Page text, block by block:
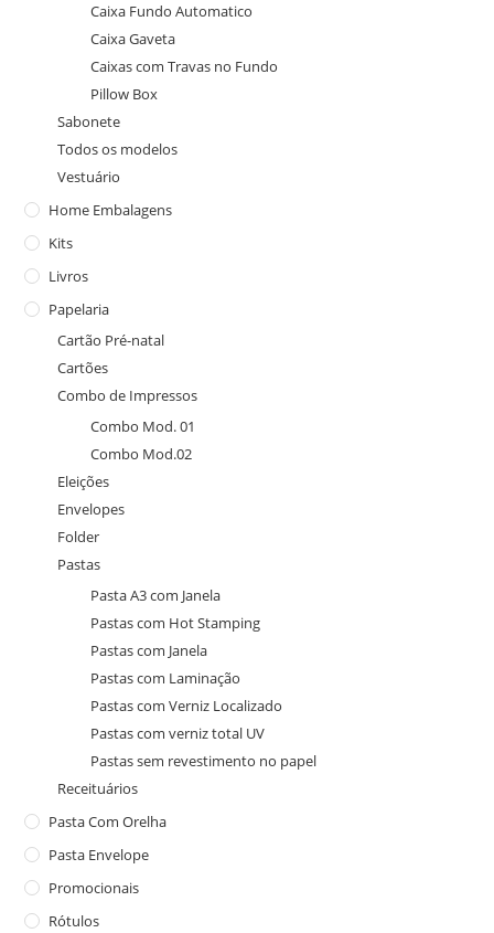
Caixa Fundo Automatico
Caixa Gaveta
Caixas com Travas no Fundo
Pillow Box
Sabonete
Todos os modelos
Vestuário
Home Embalagens
Kits
Livros
Papelaria
Cartão Pré-natal
Cartões
Combo de Impressos
Combo Mod. 01
Combo Mod.02
Eleições
Envelopes
Folder
Pastas
Pasta A3 com Janela
Pastas com Hot Stamping
Pastas com Janela
Pastas com Laminação
Pastas com Verniz Localizado
Pastas com verniz total UV
Pastas sem revestimento no papel
Receituários
Pasta Com Orelha
Pasta Envelope
Promocionais
Rótulos